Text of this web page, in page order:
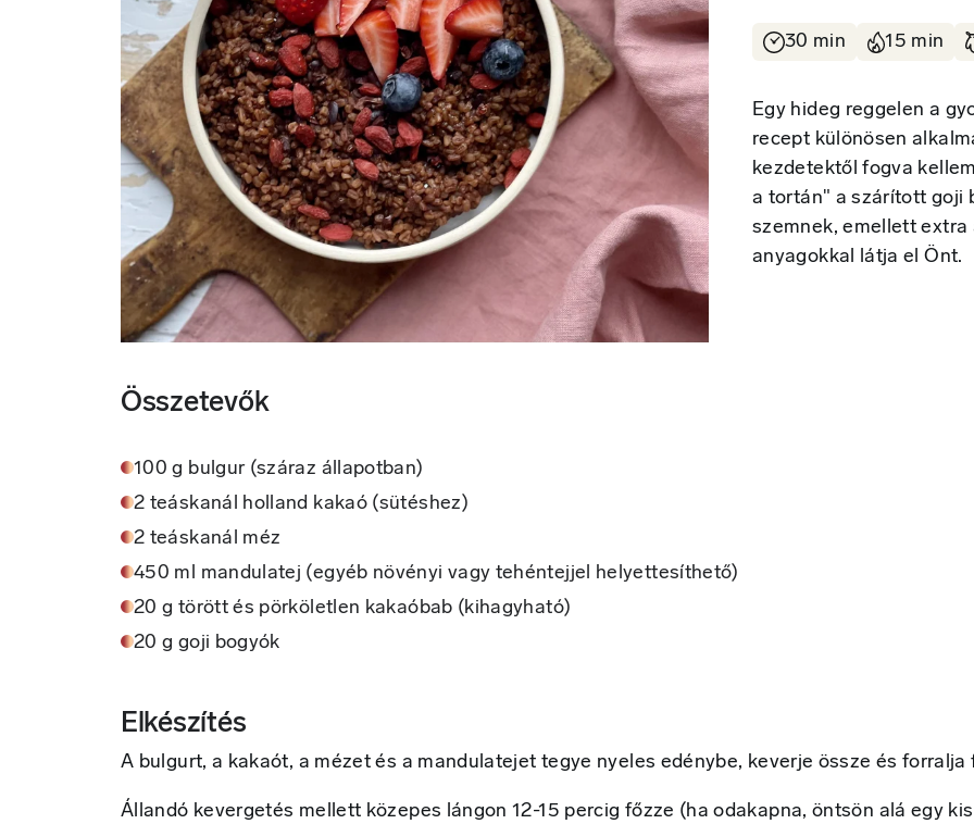
30 min 15 min
Egy hideg reggelen a
recept különösen
kezdetektől fogva
a tortán" a szárított goji
szemnek, emellett extra
anyagokkal látja el Önt.
Összetevők
100 g bulgur (száraz állapotban)
2 teáskanál holland kakaó (sütéshez)
2 teáskanál méz
450 ml mandulatej (egyéb növényi vagy tehéntejjel helyettesíthető)
20 g törött és pörköletlen kakaóbab (kihagyható)
20 g goji bogyók
Elkészítés
A bulgurt, a kakaót, a mézet és a mandulatejet tegye nyeles edénybe, keverje össze és forralja
Állandó kevergetés mellett közepes lángon 12-15 percig főzze (ha odakapna, öntsön alá egy kis